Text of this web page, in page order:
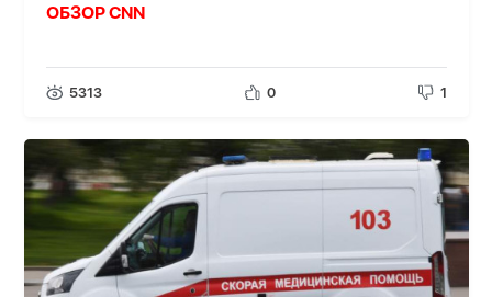
ОБЗОР CNN
5313 0 1